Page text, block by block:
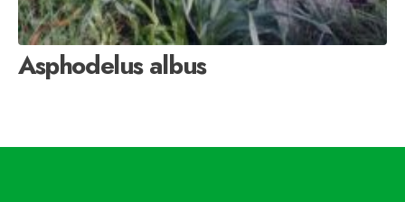
Asphodelus albus